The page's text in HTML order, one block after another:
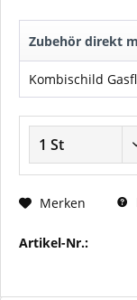
Zubehör direkt
Kombischild
Merken
Artikel-Nr.: